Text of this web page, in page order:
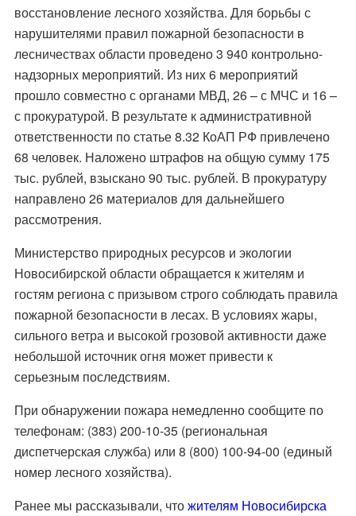
восстановление лесного хозяйства. Для борьбы с
нарушителями правил пожарной безопасности в
лесничествах области проведено 3 940 контрольно-
надзорных мероприятий. Из них 6 мероприятий
прошло совместно с органами МВД, 26 – с МЧС и 16 –
с прокуратурой. В результате к административной
ответственности по статье 8.32 КоАП РФ привлечено
68 человек. Наложено штрафов на общую сумму 175
тыс. рублей, взыскано 90 тыс. рублей. В прокуратуру
направлено 26 материалов для дальнейшего
рассмотрения.
Министерство природных ресурсов и экологии
Новосибирской области обращается к жителям и
гостям региона с призывом строго соблюдать правила
пожарной безопасности в лесах. В условиях жары,
сильного ветра и высокой грозовой активности даже
небольшой источник огня может привести к
серьезным последствиям.
При обнаружении пожара немедленно сообщите по
телефонам: (383) 200-10-35 (региональная
диспетчерская служба) или 8 (800) 100-94-00 (единый
номер лесного хозяйства).
Ранее мы рассказывали, чтожителям Новосибирска